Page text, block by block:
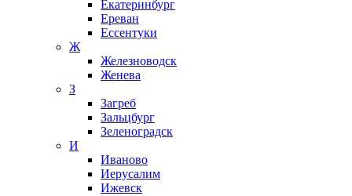
Екатеринбург
Ереван
Ессентуки
Ж
Железноводск
Женева
З
Загреб
Зальцбург
Зеленоградск
И
Иваново
Иерусалим
Ижевск